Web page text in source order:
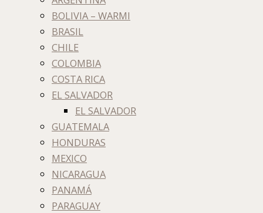
BOLIVIA – WARMI
BRASIL
CHILE
COLOMBIA
COSTA RICA
EL SALVADOR
EL SALVADOR
GUATEMALA
HONDURAS
MEXICO
NICARAGUA
PANAMÁ
PARAGUAY